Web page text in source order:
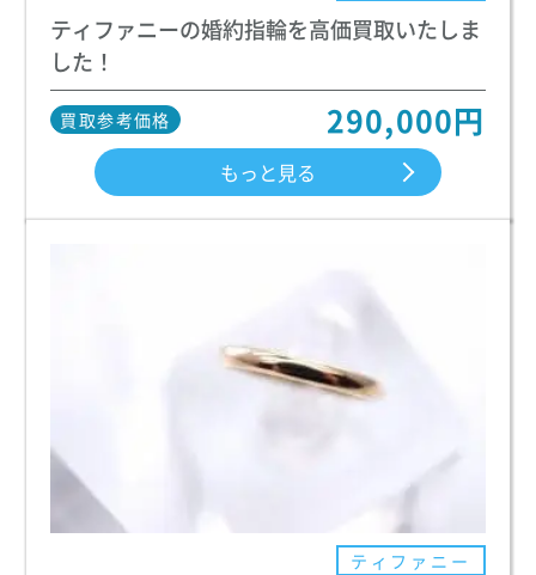
ティファニーの婚約指輪を高価買取いたしま
した！
買取参考価格 290,000円
もっと見る
ティファニー